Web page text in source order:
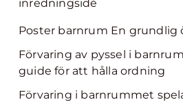
inredningsidé
Poster barnrum En grundlig
Förvaring av pyssel i
guide för att hålla ordning
Förvaring i barnrummet